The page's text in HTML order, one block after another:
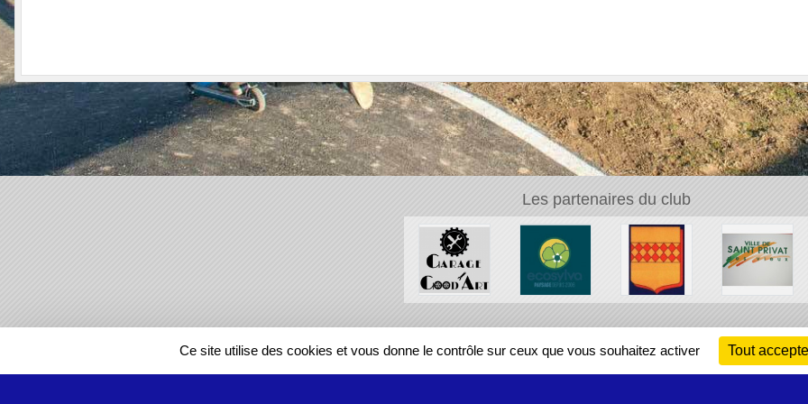
Les partenaires du club
REGIONS
Ce site utilise des cookies et vous donne le contrôle sur ceux que vous souhaitez activer Tout